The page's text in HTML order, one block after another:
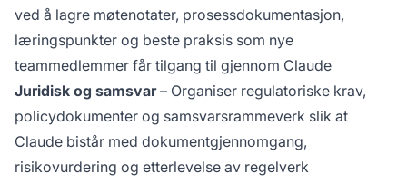
ved å lagre møtenotater, prosessdokumentasjon,
læringspunkter og beste praksis som nye
teammedlemmer får tilgang til gjennom Claude
Juridisk og samsvar– Organiser regulatoriske krav,
policydokumenter og samsvarsrammeverk slik at
Claude bistår med dokumentgjennomgang,
risikovurdering og etterlevelse av regelverk